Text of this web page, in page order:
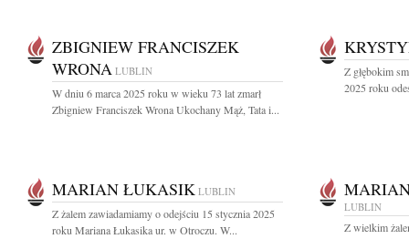
ZBIGNIEW FRANCISZEK
WRONA LUBLIN
W dniu 6 marca 2025 roku w wieku 73 lat zmarł
Zbigniew Franciszek Wrona Ukochany Mąż, Tata i...
Z głębokim
2025 roku
MARIAN ŁUKASIK LUBLIN
Z żalem zawiadamiamy o odejściu 15 stycznia 2025
roku Mariana Łukasika ur. w Otroczu. W...
LUBLIN
Z wielkim